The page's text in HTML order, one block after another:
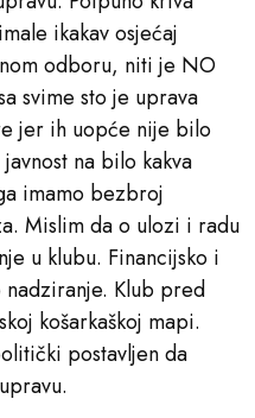
ikakav osjećaj
odboru, niti je NO
svime sto je uprava
jer ih uopće nije bilo
na bilo kakva
imamo bezbroj
Mislim da o ulozi i radu
u klubu. Financijsko i
nadziranje. Klub pred
košarkaškoj mapi.
postavljen da